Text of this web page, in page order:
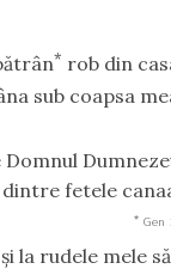
* rob din
sub coapsa
Domnul
dintre fetele
* Gen
şi la rudele mele